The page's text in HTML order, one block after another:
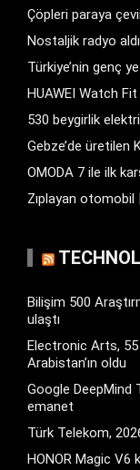
Çöpleri paraya
Nostaljik radyo
Türkiye’nin genç
HUAWEI Watch
530 beygirlik
Gebze’de üretilen
OMODA 7 ile ilk
Zıplayan otomobil
Bilişim 500
ulaştı
Electronic Arts, 55
Arabistan’ın oldu
Google DeepMind
emanet
Türk Telekom,
HONOR Magic